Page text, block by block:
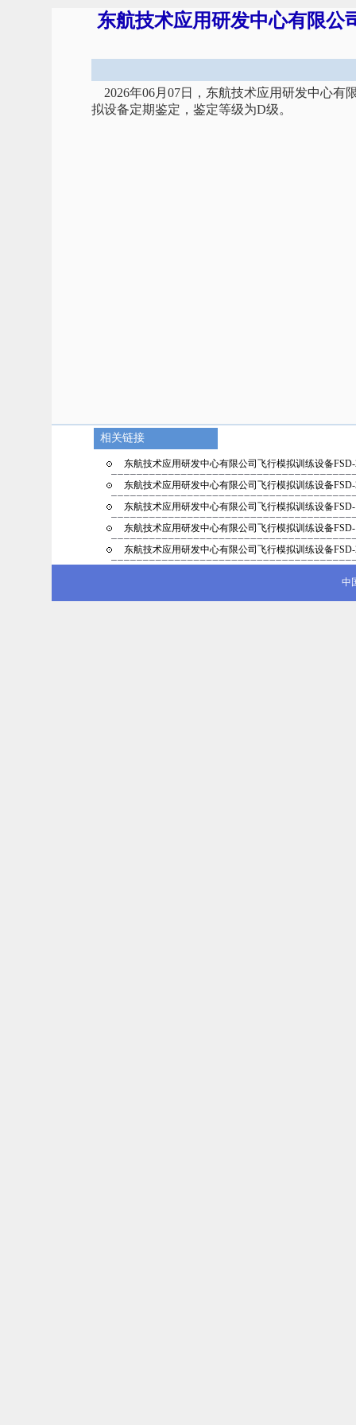
东航技术应用研发中心有限公
2026年06月07日，东航技术应用研发中心有
拟设备定期鉴定，鉴定等级为D级。
相关链接
东航技术应用研发中心有限公司飞行模拟训练设备
东航技术应用研发中心有限公司飞行模拟训练设备
东航技术应用研发中心有限公司飞行模拟训练设备
东航技术应用研发中心有限公司飞行模拟训练设备
东航技术应用研发中心有限公司飞行模拟训练设备
中